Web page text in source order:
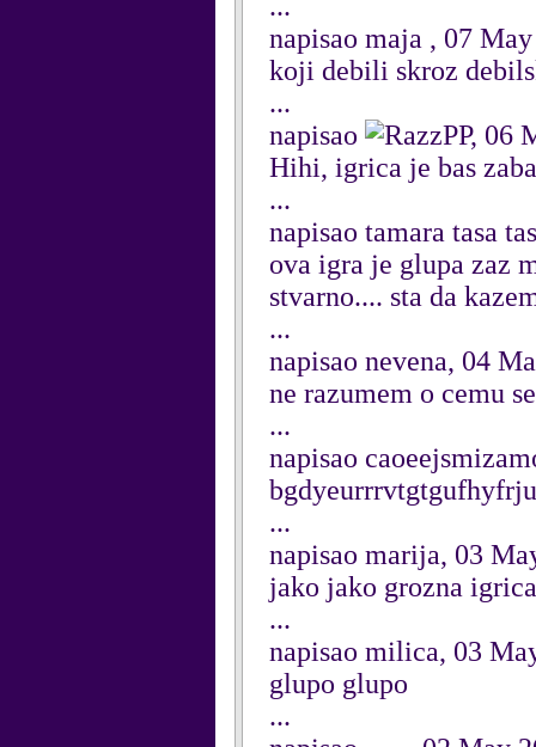
napisao maja , 07
koji debili skroz
...
napisao
PP, 06
Hihi, igrica je bas
...
napisao tamara tasa
ova igra je glupa zaz
stvarno.... sta da
...
napisao nevena, 04
ne razumem o cemu
...
napisao
...
napisao marija, 03
jako jako grozna igrica
...
napisao milica, 03
glupo glupo
...